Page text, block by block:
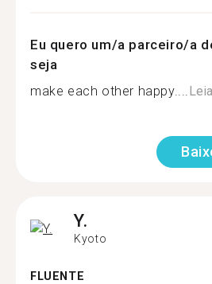
Eu quero um/a parceiro/a
seja
make each other happy....
Y.
Kyoto
FLUENTE